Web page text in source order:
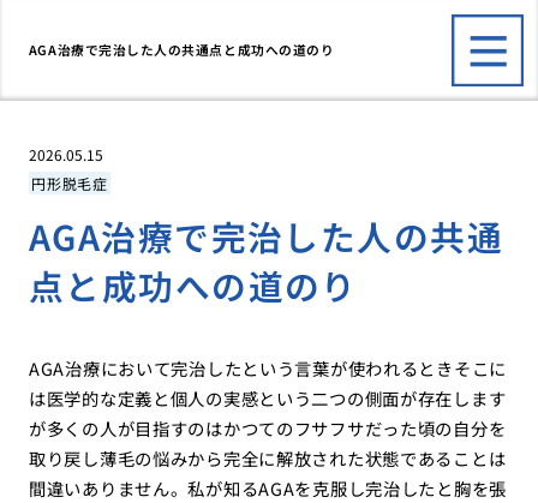
AGA治療で完治した人の共通点と成功への道のり
2026.05.15
円形脱毛症
AGA治療で完治した人の共通
点と成功への道のり
AGA治療において完治したという言葉が使われるときそこに
は医学的な定義と個人の実感という二つの側面が存在します
が多くの人が目指すのはかつてのフサフサだった頃の自分を
取り戻し薄毛の悩みから完全に解放された状態であることは
間違いありません。私が知るAGAを克服し完治したと胸を張